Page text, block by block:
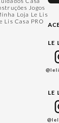
Jogos
Loja Le Lis
Lis Casa PRO
LE
LE